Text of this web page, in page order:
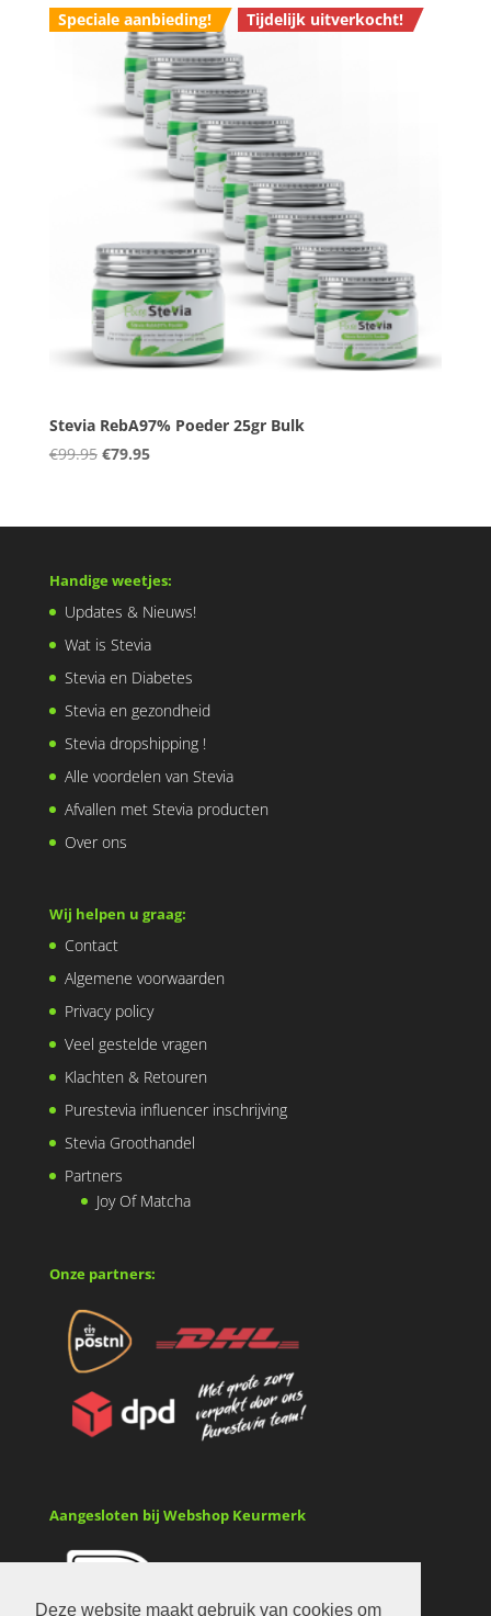
Deze website maakt gebruik van cookies om
€8.95.€6.95.
Speciale aanbieding! Tijdelijk uitverkocht!
Stevia RebA97% Poeder 25gr Bulk
€99.95 Oorspronkelijke
€99.95.
€79.95Huidige
€79.95.
Handige weetjes:
Updates & Nieuws!
Wat is Stevia
Stevia en Diabetes
Stevia en gezondheid
Stevia dropshipping !
Alle voordelen van Stevia
Afvallen met Stevia producten
Over ons
Wij helpen u graag:
Contact
Algemene voorwaarden
Privacy policy
Veel gestelde vragen
Klachten & Retouren
Purestevia influencer inschrijving
Stevia Groothandel
Partners
Joy Of Matcha
Onze partners:
Aangesloten bij Webshop Keurmerk